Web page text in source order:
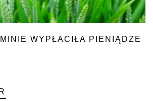
WYPŁACIŁA PIENIĄDZE